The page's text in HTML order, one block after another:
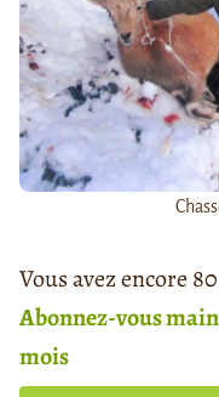
Vous avez encore
Abonnez-vous
mois